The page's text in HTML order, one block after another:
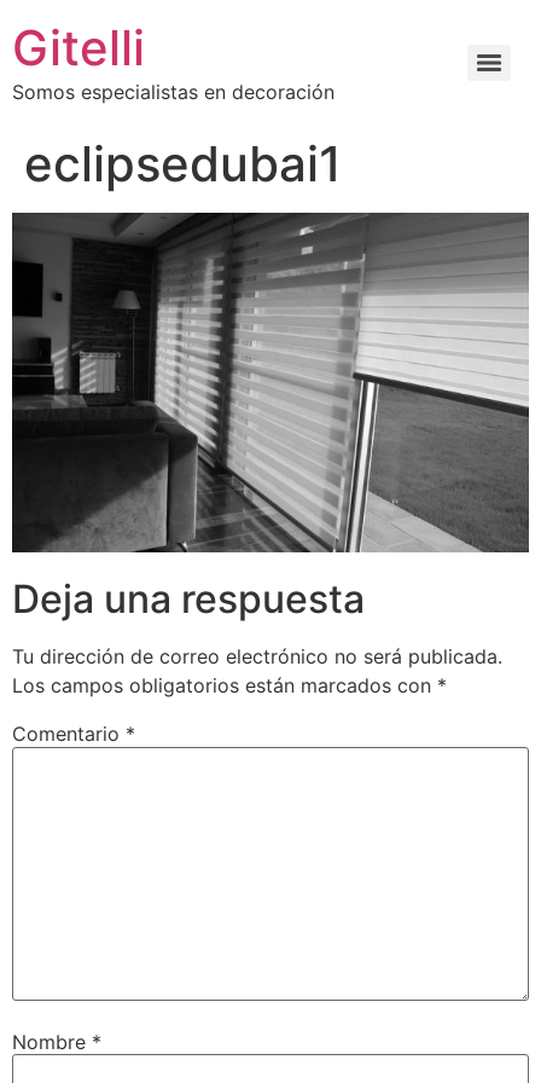
Gitelli
Somos especialistas en decoración
eclipsedubai1
Deja una respuesta
Tu dirección de correo electrónico no será publicada.
Los campos obligatorios están marcados con *
Comentario *
Nombre *